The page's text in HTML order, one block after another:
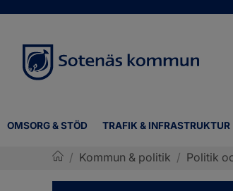
OMSORG & STÖD TRAFIK & INFRASTRUKTUR
/ Kommun & politik / Politik